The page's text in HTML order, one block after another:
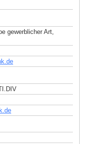
gewerblicher Art,
de
de